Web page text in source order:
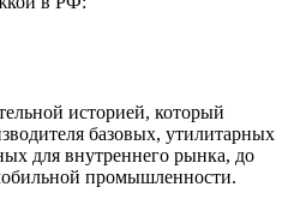
историей, который
базовых, утилитарных
для внутреннего рынка, до
промышленности.